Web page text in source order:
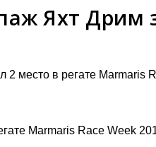
Яхт Дрим
2 место в регате Marmaris
Marmaris Race Week